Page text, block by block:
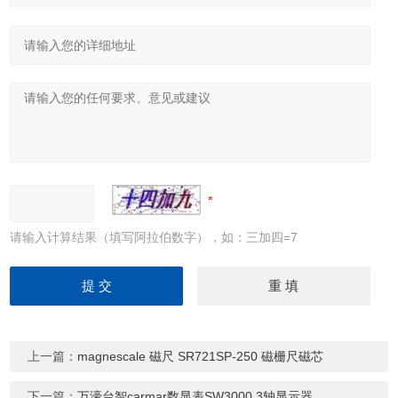
请输入计算结果（填写阿拉伯数字），如：三加四=7
上一篇： magnescale 磁尺 SR721SP-250 磁栅尺磁芯